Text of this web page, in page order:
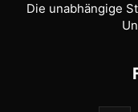
Die unabhängige